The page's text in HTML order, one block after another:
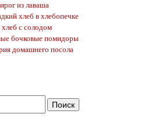
из лаваша
хлеб в хлебопечке
с солодом
бочковые помидоры
домашнего посола